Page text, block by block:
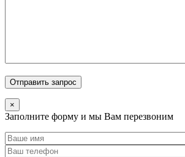
×
Заполните форму и мы Вам перезвоним